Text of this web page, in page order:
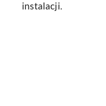
instalacji.